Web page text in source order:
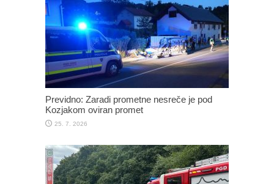
Previdno: Zaradi prometne nesreče je pod
Kozjakom oviran promet
25. 7. 2026